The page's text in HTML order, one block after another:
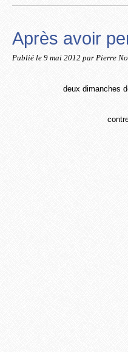
Après avoir
Publié le 9 mai 2012 par Pierre
deux dimanches